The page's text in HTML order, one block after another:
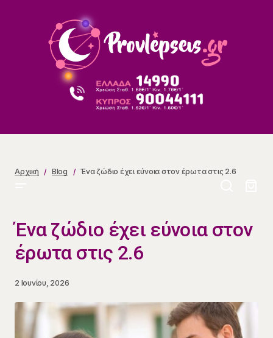
Αρχική Blog Ένα ζώδιο έχει εύνοια στον έρωτα στις 2.6
Ένα ζώδιο έχει εύνοια στον
έρωτα στις 2.6
2 Ιουνίου, 2026